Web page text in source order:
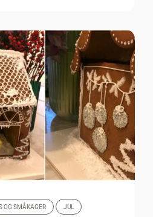
OG SMÅKAGER JUL